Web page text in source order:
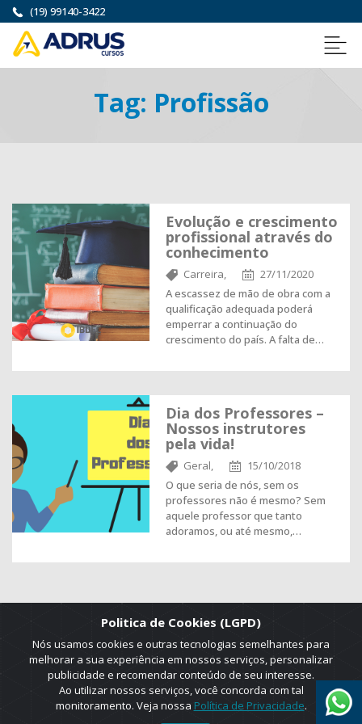
(19) 99140-3422
Tag: Profissão
Evolução e crescimento
profissional através do
conhecimento
Carreira,
27/11/2020
A escassez de mão de obra com a
qualificação adequada poderá
emperrar a continuação do
crescimento do país. A falta de…
Dia dos Professores –
Nossos instrutores
pela vida!
Geral,
15/10/2018
O que seria de nós, sem os
professores não é mesmo? Sem
aquele professor que tanto
adoramos, ou até mesmo,…
Politica de Cookies (LGPD)
Nós usamos cookies e outras tecnologias semelhantes para
melhorar a sua experiência em nossos serviços, personalizar
publicidade e recomendar conteúdo de seu interesse.
Ao utilizar nossos serviços, você concorda com tal
monitoramento. Veja nossa Política de Privacidade.